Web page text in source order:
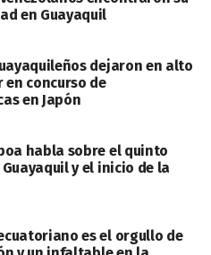
en Guayaquil
dejaron en alto
en concurso de
en Japón
habla sobre el quinto
y el inicio de la
es el orgullo de